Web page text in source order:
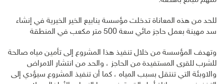
للحد من هذه المعاناة تدخلت مؤسسة ينابيع الخير الخيرية في إنشاء
سد مهينة بعمل حاجز مائي سعة 500 متر مكعب في المنطقة
وتهدف المؤسسة من خلال تنفيذ هذا المشروع إلى تأمين مياه صالحة
للشرب للقرى المستفيدة من الحاجز ، والحد من انتشار الامراض
والاوبئة التي تنتقل بسبب المياه ، كما أن تنفيذ المشروع سيؤدي إلى